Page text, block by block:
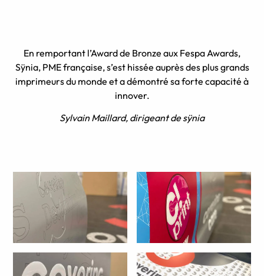
En remportant l’Award de Bronze aux Fespa Awards,
Sÿnia, PME française, s’est hissée auprès des plus grands
imprimeurs du monde et a démontré sa forte capacité à
innover.
Sylvain Maillard, dirigeant de sÿnia